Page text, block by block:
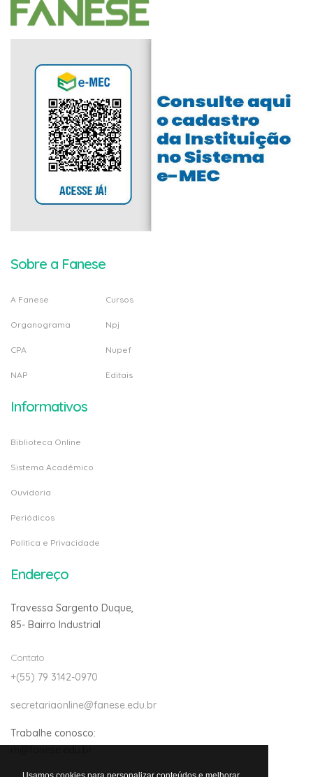
Sobre a Fanese
A Fanese
Organograma
CPA
NAP
Cursos
Npj
Nupef
Editais
Informativos
Biblioteca Online
Sistema Acadêmico
Ouvidoria
Periódicos
Politica e Privacidade
Endereço
Travessa Sargento Duque,
85- Bairro Industrial
Contato
+(55) 79 3142-0970
secretariaonline@fanese.edu.br
Trabalhe conosco: